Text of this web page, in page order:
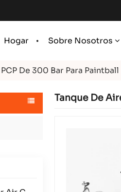
Hogar Sobre Nosotros
De 300 Bar Para Paintball
Tanque De